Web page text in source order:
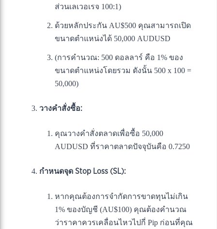
ส่วนเลเวอเรจ 100:1)
ด้วยหลักประกัน AU$500 คุณสามารถเปิด
ขนาดตำแหน่งได้ 50,000 AUDUSD
(การคำนวณ: 500 ดอลลาร์ คือ 1% ของ
ขนาดตำแหน่งโดยรวม ดังนั้น 500 x 100 =
50,000)
วางคำสั่งซื้อ:
คุณวางคำสั่งตลาดเพื่อซื้อ 50,000
AUDUSD ที่ราคาตลาดปัจจุบันคือ 0.7250
กำหนดจุด Stop Loss (SL):
หากคุณต้องการจำกัดการขาดทุนไม่เกิน
1% ของบัญชี (AU$100) คุณต้องคำนวณ
ว่าราคาควรเคลื่อนไหวไปกี่ Pip ก่อนที่คุณ